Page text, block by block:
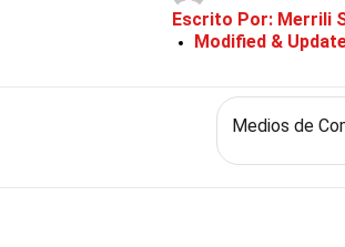
Escrito Por: Merrili
Modified &
Medios de